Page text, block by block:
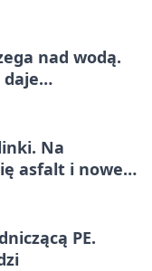
nad wodą.
Na
asfalt i nowe
PE.